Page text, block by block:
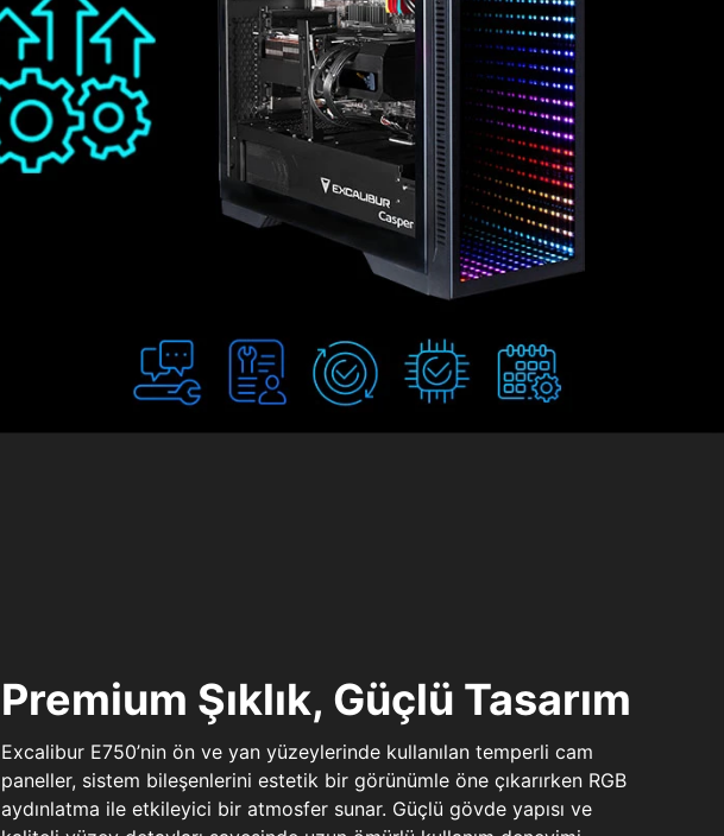
Premium Şıklık, Güçlü Tasarım
Excalibur E750’nin ön ve yan yüzeylerinde kullanılan temperli cam
paneller, sistem bileşenlerini estetik bir görünümle öne çıkarırken RGB
aydınlatma ile etkileyici bir atmosfer sunar. Güçlü gövde yapısı ve